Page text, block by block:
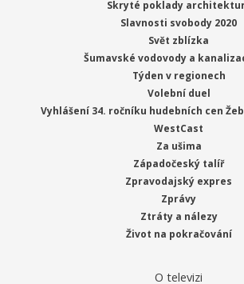
Skryté poklady
Slavnosti svobody 2020
Svět zblízka
Šumavské vodovody a
Týden v regionech
Volební duel
Vyhlášení 34. ročníku hudebních cen
WestCast
Za ušima
Západočeský talíř
Zpravodajský expres
Zprávy
Ztráty a nálezy
Život na pokračování
O televizi